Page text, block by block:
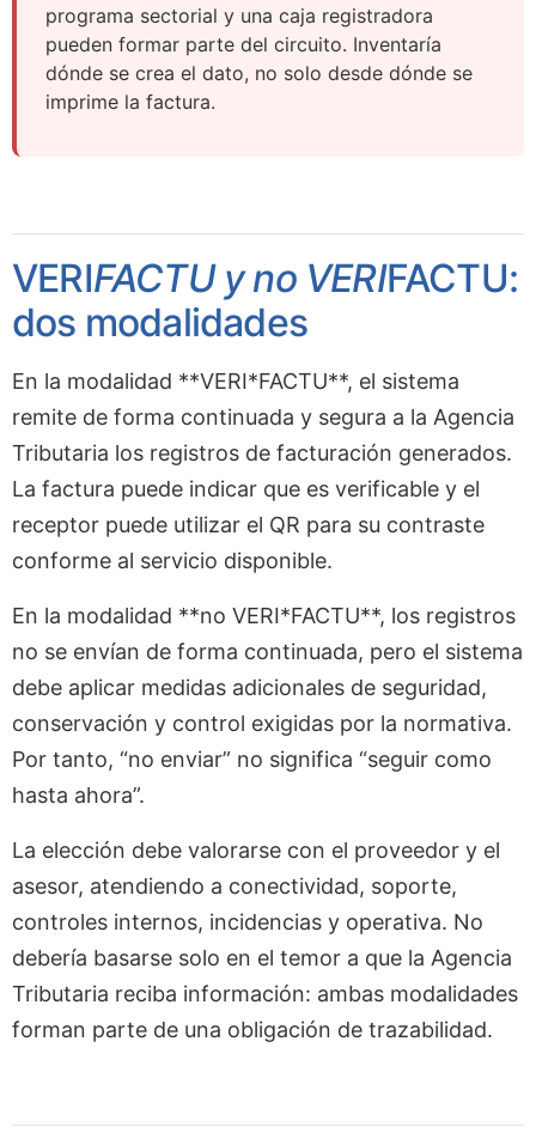
programa sectorial y una caja registradora
pueden formar parte del circuito. Inventaría
dónde se crea el dato, no solo desde dónde se
imprime la factura.
VERIFACTU y no VERIFACTU:
dos modalidades
En la modalidad **VERI*FACTU**, el sistema
remite de forma continuada y segura a la Agencia
Tributaria los registros de facturación generados.
La factura puede indicar que es verificable y el
receptor puede utilizar el QR para su contraste
conforme al servicio disponible.
En la modalidad **no VERI*FACTU**, los registros
no se envían de forma continuada, pero el sistema
debe aplicar medidas adicionales de seguridad,
conservación y control exigidas por la normativa.
Por tanto, “no enviar” no significa “seguir como
hasta ahora”.
La elección debe valorarse con el proveedor y el
asesor, atendiendo a conectividad, soporte,
controles internos, incidencias y operativa. No
debería basarse solo en el temor a que la Agencia
Tributaria reciba información: ambas modalidades
forman parte de una obligación de trazabilidad.